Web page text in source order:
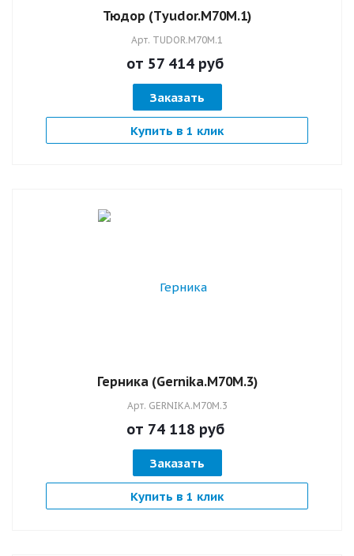
Тюдор (Тyudor.M70M.1)
Арт. TUDOR.M70M.1
от 57 414 руб
Заказать
Купить в 1 клик
Герника (Gernika.M70M.3)
Арт. GERNIKA.M70M.3
от 74 118 руб
Заказать
Купить в 1 клик